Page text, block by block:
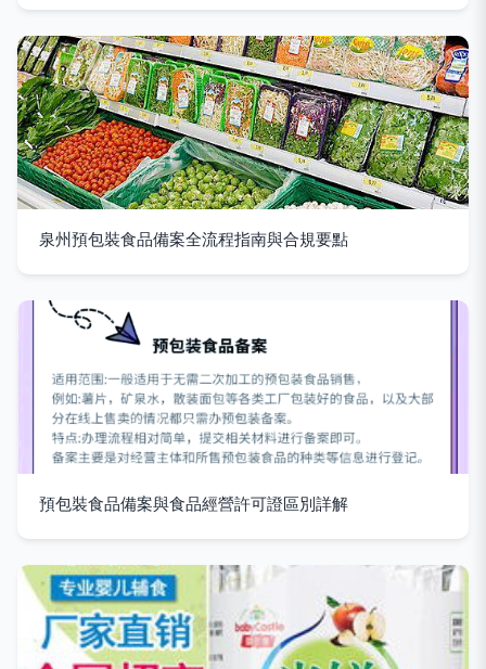
泉州預包裝食品備案全流程指南與合規要點
預包裝食品備案與食品經營許可證區別詳解